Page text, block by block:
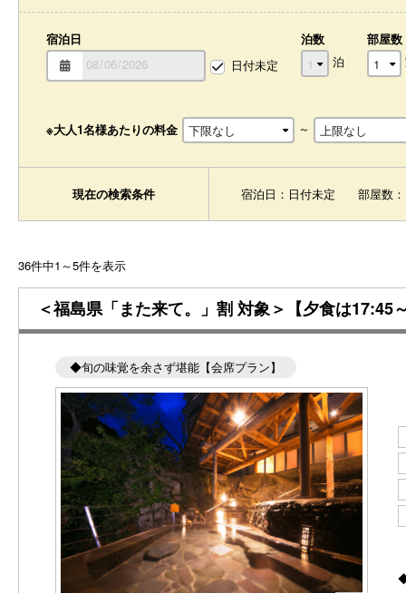
宿泊日
日付未定
泊数
泊
部屋数
※大人1名様あたりの料金 ～
現在の検索条件 宿泊日：日付未定 部屋数
36件中1～5件を表示
＜福島県「また来て。」割 対象＞【夕食は
◆旬の味覚を余さず堪能【会席プラン】